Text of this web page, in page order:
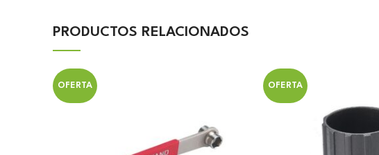
PRODUCTOS RELACIONADOS
OFERTA OFERTA